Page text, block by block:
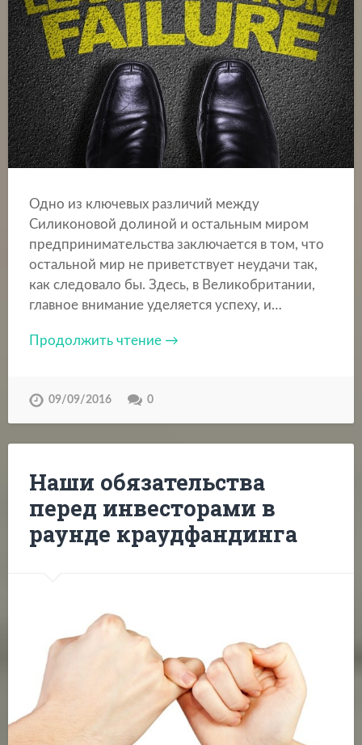
Одно из ключевых различий между
Силиконовой долиной и остальным миром
предпринимательства заключается в том, что
остальной мир не приветствует неудачи так,
как следовало бы. Здесь, в Великобритании,
главное внимание уделяется успеху, и…
Продолжить чтение →
09/09/2016 0
Наши обязательства
перед инвесторами в
раунде краудфандинга